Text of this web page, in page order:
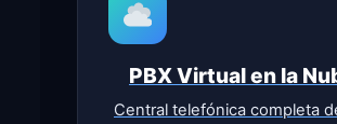
PBX Virtual en la
Central telefónica completa